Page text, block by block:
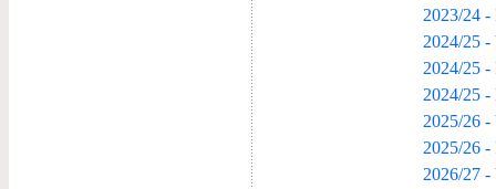
2023/24
2024/25
2024/25
2024/25 -
2025/26
2025/26
2026/27